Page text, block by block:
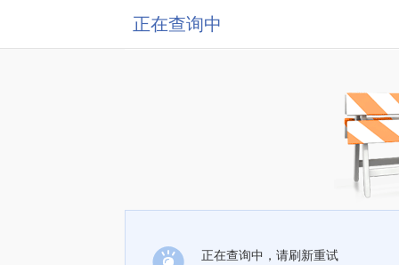
正在查询中
正在查询中，请刷新重试